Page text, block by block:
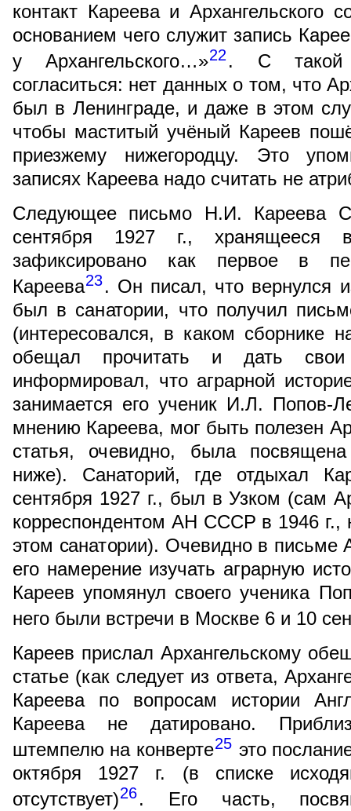
контакт Кареева и Архангельского
основанием чего служит запись
у Архангельского…»22 . С такой
согласиться: нет данных о том, что
был в Ленинграде, и даже в этом
чтобы маститый учёный Кареев
приезжему нижегородцу. Это
записях Кареева надо считать не
Следующее письмо Н.И. Кареева
сентября 1927 г., хранящееся
зафиксировано как первое в
Кареева23. Он писал, что вернулся
был в санатории, что получил
(интересовался, в каком сборнике
обещал прочитать и дать
информировал, что аграрной
занимается его ученик И.Л. Попов-
мнению Кареева, мог быть полезен
статья, очевидно, была
ниже). Санаторий, где отдыхал
сентября 1927 г., был в Узком (сам
корреспондентом АН СССР в 1946 г.,
этом санатории). Очевидно в письме
его намерение изучать аграрную
Кареев упомянул своего ученика
него были встречи в Москве 6 и 10
Кареев прислал Архангельскому
статье (как следует из ответа,
Кареева по вопросам истории
Кареева не датировано.
штемпелю на конверте25 это
октября 1927 г. (в списке
отсутствует)26. Его часть,